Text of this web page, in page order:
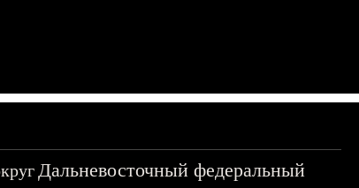
Дальневосточный федеральный